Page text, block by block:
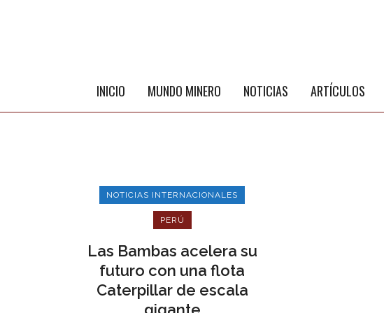
INICIO MUNDO MINERO NOTICIAS ARTÍCULOS
NOTICIAS INTERNACIONALES
PERÚ
Las Bambas acelera su
futuro con una flota
Caterpillar de escala